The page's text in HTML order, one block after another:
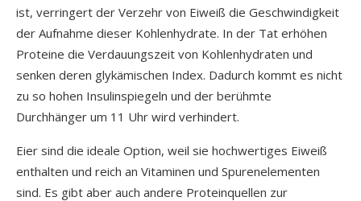
ist, verringert der Verzehr von Eiweiß die Geschwindigkeit
der Aufnahme dieser Kohlenhydrate. In der Tat erhöhen
Proteine die Verdauungszeit von Kohlenhydraten und
senken deren glykämischen Index. Dadurch kommt es nicht
zu so hohen Insulinspiegeln und der berühmte
Durchhänger um 11 Uhr wird verhindert.
Eier sind die ideale Option, weil sie hochwertiges Eiweiß
enthalten und reich an Vitaminen und Spurenelementen
sind. Es gibt aber auch andere Proteinquellen zur